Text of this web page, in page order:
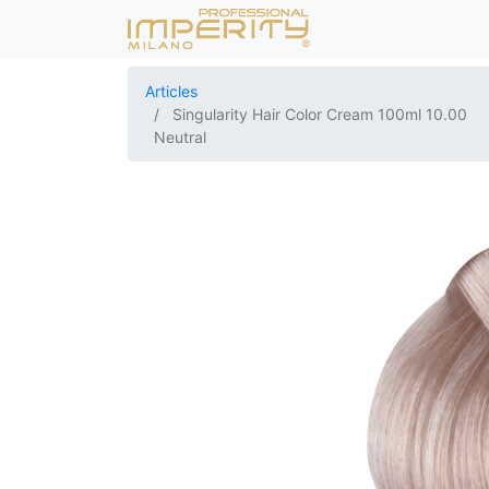
Articles
Singularity Hair Color Cream 100ml 10.00
Neutral